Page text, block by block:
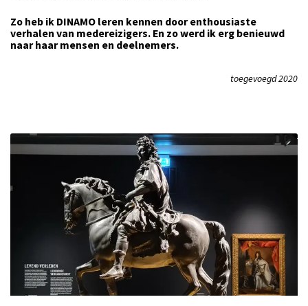
Zo heb ik DINAMO leren kennen door enthousiaste
verhalen van medereizigers. En zo werd ik erg benieuwd
naar haar mensen en deelnemers.
toegevoegd 2020